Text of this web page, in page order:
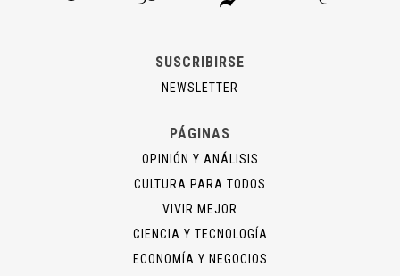
SUSCRIBIRSE
NEWSLETTER
PÁGINAS
OPINIÓN Y ANÁLISIS
CULTURA PARA TODOS
VIVIR MEJOR
CIENCIA Y TECNOLOGÍA
ECONOMÍA Y NEGOCIOS